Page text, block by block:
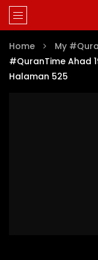
Home My
#QuranTime Ahad
Halaman 525